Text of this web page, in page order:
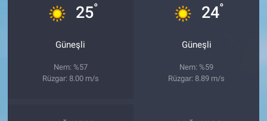
25°
Güneşli
Nem: %57
Rüzgar: 8.00 m/s
24°
Güneşli
Nem: %59
Rüzgar: 8.89 m/s